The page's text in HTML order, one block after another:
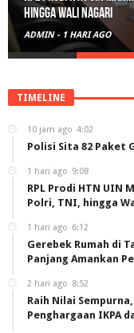
hingga Wali Nagari
ADMIN - 1 HARI AGO
TIMELINE
10 jam ago 4:02
Polisi Sita 82 Paket
1 hari ago 9:08
RPL Prodi HTN UIN
Polri, TNI, hingga
1 hari ago 6:12
Gerebek Rumah di
Panjang Amankan
2 hari ago 8:52
Raih Nilai
Penghargaan IKPA